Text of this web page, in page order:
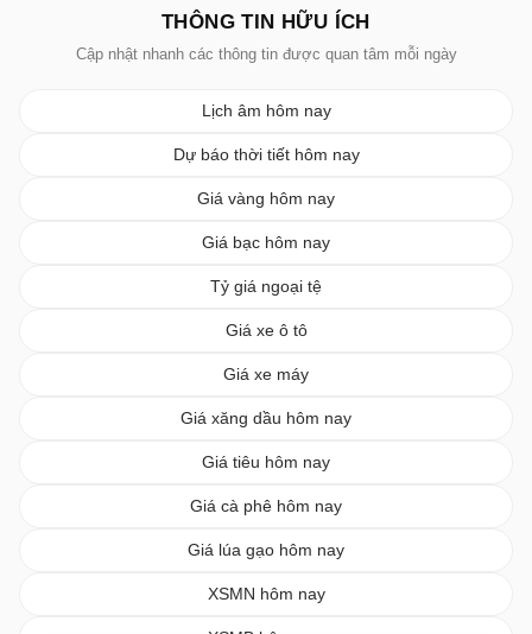
THÔNG TIN HỮU ÍCH
Cập nhật nhanh các thông tin được quan tâm mỗi ngày
Lịch âm hôm nay
Dự báo thời tiết hôm nay
Giá vàng hôm nay
Giá bạc hôm nay
Tỷ giá ngoại tệ
Giá xe ô tô
Giá xe máy
Giá xăng dầu hôm nay
Giá tiêu hôm nay
Giá cà phê hôm nay
Giá lúa gạo hôm nay
XSMN hôm nay